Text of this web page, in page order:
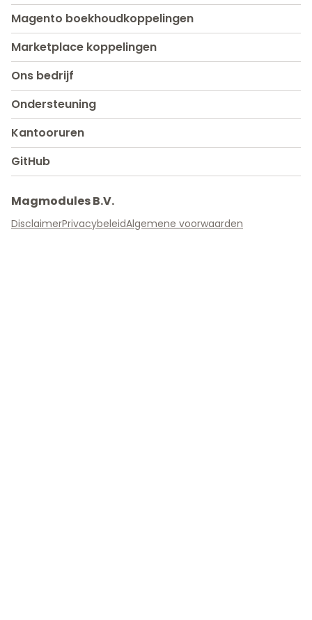
Magento boekhoudkoppelingen
Marketplace koppelingen
Ons bedrijf
Ondersteuning
Kantooruren
GitHub
Magmodules B.V.
DisclaimerPrivacybeleidAlgemene voorwaarden